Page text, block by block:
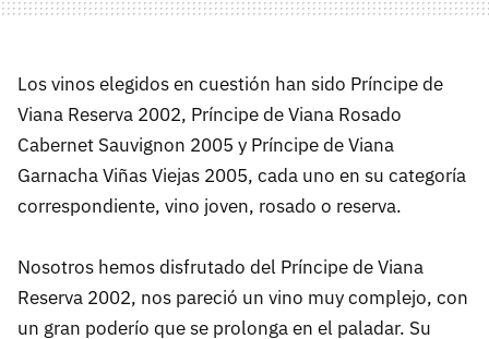
Los vinos elegidos en cuestión han sido Príncipe de
Viana Reserva 2002, Príncipe de Viana Rosado
Cabernet Sauvignon 2005 y Príncipe de Viana
Garnacha Viñas Viejas 2005, cada uno en su categoría
correspondiente, vino joven, rosado o reserva.
Nosotros hemos disfrutado del Príncipe de Viana
Reserva 2002, nos pareció un vino muy complejo, con
un gran poderío que se prolonga en el paladar. Su